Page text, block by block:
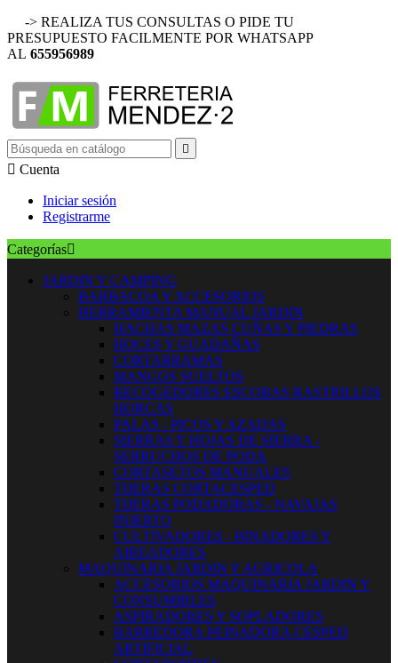
-> REALIZA TUS CONSULTAS O PIDE TU
PRESUPUESTO FACILMENTE POR WHATSAPP
AL 655956989

 Cuenta
Iniciar sesión
Registrarme
Categorías
JARDIN Y CAMPING
BARBACOA Y ACCESORIOS
HERRAMIENTA MANUAL JARDIN
HACHAS MAZAS CUÑAS Y PIEDRAS
HOCES Y GUADAÑAS
CORTARRAMAS
MANGOS SUELTOS
RECOGEDORES ESCOBAS RASTRILLOS
HORCAS
PALAS - PICOS Y AZADAS
SIERRAS Y HOJAS DE SIERRA -
SERRUCHOS DE PODA
CORTASETOS MANUALES
TIJERAS CORTACESPED
TIJERAS PODADORAS - NAVAJAS
INJERTO
CULTIVADORES - BINADORES Y
AIREADORES
MAQUINARIA JARDIN Y AGRICOLA
ACCESORIOS MAQUINARIA JARDIN Y
CONSUMIBLES
ASPIRADORES Y SOPLADORES
BARREDORA PEINADORA CESPED
ARTIFICIAL